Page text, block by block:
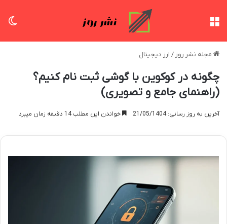
مجله نشر روز / ارز دیجیتال
چگونه در کوکوین با گوشی ثبت نام کنیم؟
(راهنمای جامع و تصویری)
آخرین به روز رسانی: 21/05/1404 خواندن این مطلب 14 دقیقه زمان میبرد